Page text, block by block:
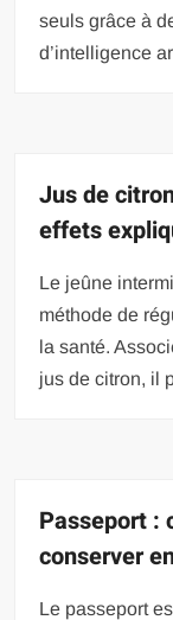
seuls grâce à
d’intelligence
Jus de
effets
Le jeûne
méthode de
la santé.
jus de citron, il
Passeport :
conserver
Le passeport